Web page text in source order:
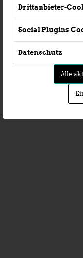
Drittanbieter-
Social Plugins
Datenschutz
Alle